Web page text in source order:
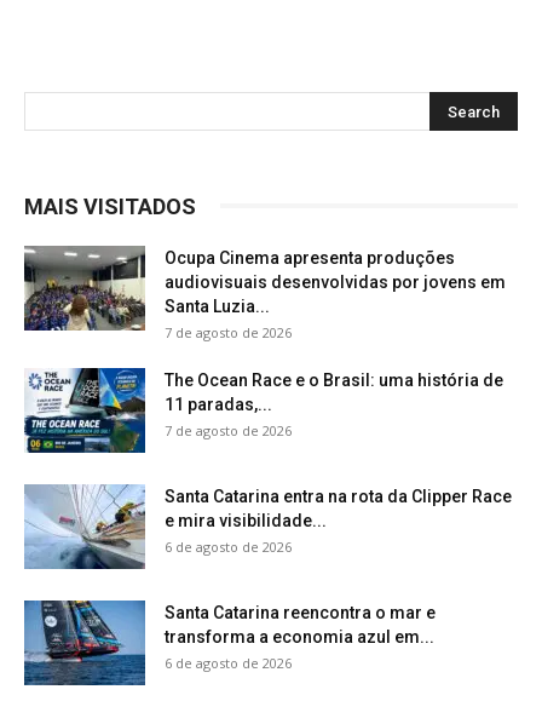
MAIS VISITADOS
Ocupa Cinema apresenta produções
audiovisuais desenvolvidas por jovens em
Santa Luzia...
7 de agosto de 2026
The Ocean Race e o Brasil: uma história de
11 paradas,...
7 de agosto de 2026
Santa Catarina entra na rota da Clipper Race
e mira visibilidade...
6 de agosto de 2026
Santa Catarina reencontra o mar e
transforma a economia azul em...
6 de agosto de 2026